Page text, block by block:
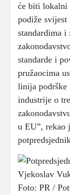
će biti lokalni
podiže
standardima i
standarde i
pružaocima
linija podrške
industrije o
u EU”, rekao
Foto: PR /